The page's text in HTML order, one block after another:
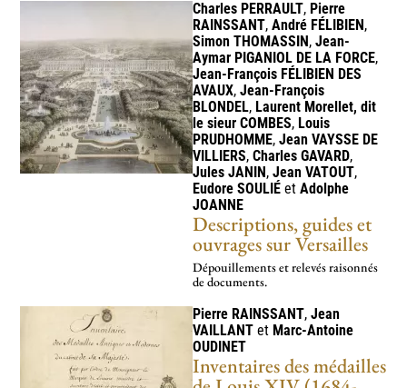
Charles PERRAULT, Pierre
RAINSSANT,André FÉLIBIEN ,
SimonTHOMASSIN ,Jean-
Aymar PIGANIOL DE LA FORCE,
Jean-François FÉLIBIEN DES
AVAUX,Jean-François
BLONDEL, Laurent Morellet, dit
le sieurCOMBES, Louis
PRUDHOMME,JeanVAYSSE DE
VILLIERS,CharlesGAVARD,
JulesJANIN ,JeanVATOUT,
EudoreSOULIÉ etAdolphe
JOANNE
Descriptions, guides et
ouvrages sur Versailles
Dépouillements et relevés raisonnés
de documents.
Pierre RAINSSANT,Jean
VAILLANT et Marc-Antoine
OUDINET
Inventaires des médailles